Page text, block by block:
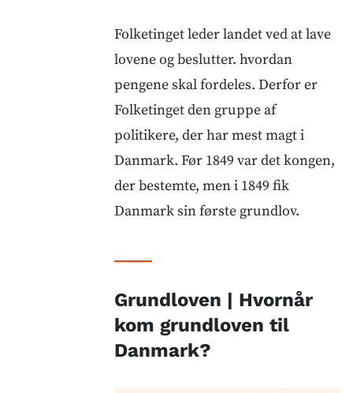
Folketinget leder landet ved at lave
lovene og beslutter. hvordan
pengene skal fordeles. Derfor er
Folketinget den gruppe af
politikere, der har mest magt i
Danmark. Før 1849 var det kongen,
der bestemte, men i 1849 fik
Danmark sin første grundlov.
Grundloven | Hvornår
kom grundloven til
Danmark?